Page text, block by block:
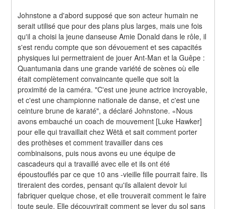
Johnstone a d'abord supposé que son acteur humain ne
serait utilisé que pour des plans plus larges, mais une fois
qu'il a choisi la jeune danseuse Amie Donald dans le rôle, il
s'est rendu compte que son dévouement et ses capacités
physiques lui permettraient de jouer Ant-Man et la Guêpe :
Quantumania dans une grande variété de scènes où elle
était complètement convaincante quelle que soit la
proximité de la caméra. "C'est une jeune actrice incroyable,
et c'est une championne nationale de danse, et c'est une
ceinture brune de karaté", a déclaré Johnstone. «Nous
avons embauché un coach de mouvement [Luke Hawker]
pour elle qui travaillait chez Wētā et sait comment porter
des prothèses et comment travailler dans ces
combinaisons, puis nous avons eu une équipe de
cascadeurs qui a travaillé avec elle et ils ont été
époustouflés par ce que 10 ans -vieille fille pourrait faire. Ils
tireraient des cordes, pensant qu'ils allaient devoir lui
fabriquer quelque chose, et elle trouverait comment le faire
toute seule. Elle découvrirait comment se lever du sol sans